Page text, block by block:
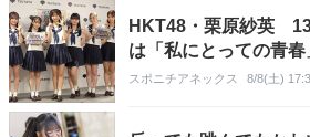
HKT48・栗原紗英
は「私にとっての青春
スポニチアネックス 8/8(土)